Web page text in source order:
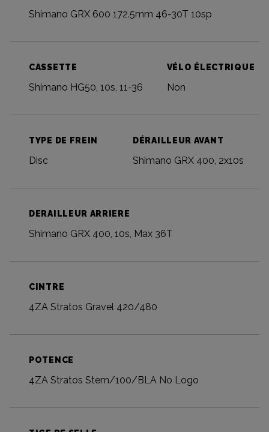
Shimano GRX 600 172.5mm 46-30T 10sp
CASSETTE
Shimano HG50, 10s, 11-36
VÉLO ÉLECTRIQUE
Non
TYPE DE FREIN
Disc
DÉRAILLEUR AVANT
Shimano GRX 400, 2x10s
DERAILLEUR ARRIERE
Shimano GRX 400, 10s, Max 36T
CINTRE
4ZA Stratos Gravel 420/480
POTENCE
4ZA Stratos Stem/100/BLA No Logo